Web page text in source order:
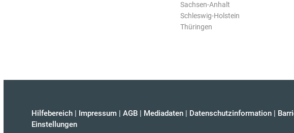
Sachsen-Anhalt
Schleswig-Holstein
Thüringen
Hilfebereich | Impressum | AGB | Mediadaten | Datenschutzinformation |
Einstellungen